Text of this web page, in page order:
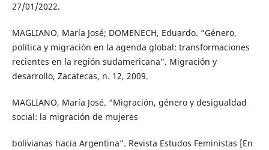
27/01/2022.
MAGLIANO, María José; DOMENECH, Eduardo. “Género,
política y migración en la agenda global: transformaciones
recientes en la región sudamericana”. Migración y
desarrollo, Zacatecas, n. 12, 2009.
MAGLIANO, María José. “Migración, género y desigualdad
social: la migración de mujeres
bolivianas hacia Argentina”. Revista Estudos Feministas [En